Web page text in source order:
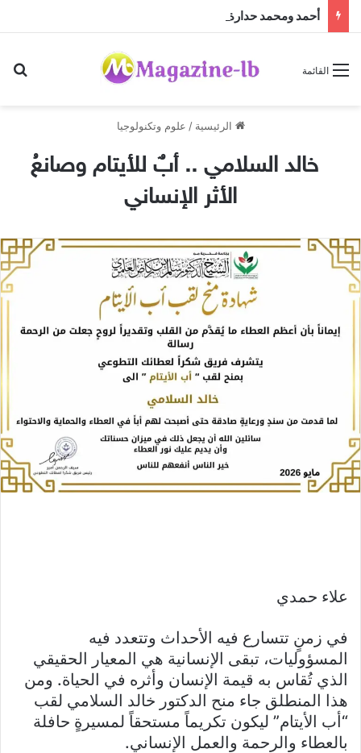
القائمة
الرئيسية / علوم وتكنولوجيا
خالد السلامي .. أبٌ للأيتام وصانعُ
الأثر الإنساني
علاء حمدي
في زمنٍ تتسارع فيه الأحداث وتتعدد فيه
المسؤوليات، تبقى الإنسانية هي المعيار الحقيقي
الذي تُقاس به قيمة الإنسان وأثره في الحياة. ومن
هذا المنطلق جاء منح الدكتور خالد السلامي لقب
“أب الأيتام” ليكون تكريماً مستحقاً لمسيرةٍ حافلة
بالعطاء والرحمة والعمل الإنساني.